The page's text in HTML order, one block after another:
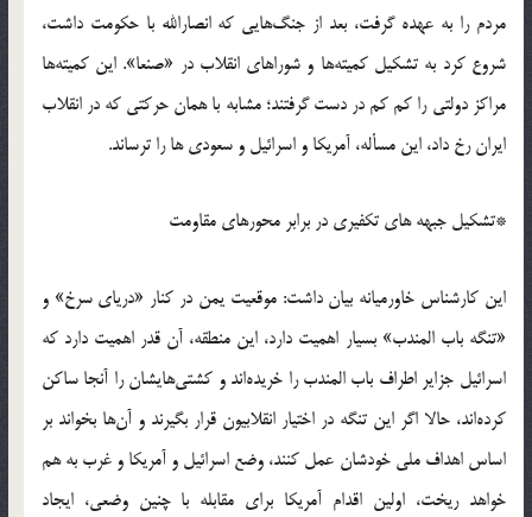
مردم را به عهده گرفت، بعد از جنگ‌هایی که انصارالله با حکومت داشت،
شروع کرد به تشکیل کمیته‌ها و شوراهای انقلاب در «صنعا». این کمیته‌ها
مراکز دولتی را کم کم در دست گرفتند؛ مشابه با همان حرکتی که در انقلاب
ایران رخ داد، این مسأله، آمریکا و اسرائیل و سعودی ها را ترساند.
*تشکیل جبهه های تکفیری در برابر محورهای مقاومت
این کارشناس خاورمیانه بیان داشت: موقعیت یمن در کنار «دریای سرخ» و
«تنگه باب المندب» بسیار اهمیت دارد، این منطقه، آن قدر اهمیت دارد که
اسرائیل جزایر اطراف باب المندب را خریده‌اند و کشتی‌هایشان را آنجا ساکن
کرده‌اند، حالا اگر این تنگه در اختیار انقلابیون قرار بگیرند و آن‌ها بخواند بر
اساس اهداف ملی خودشان عمل کنند، وضع اسرائیل و آمریکا و غرب به هم
خواهد ریخت، اولین اقدام آمریکا برای مقابله با چنین وضعی، ایجاد